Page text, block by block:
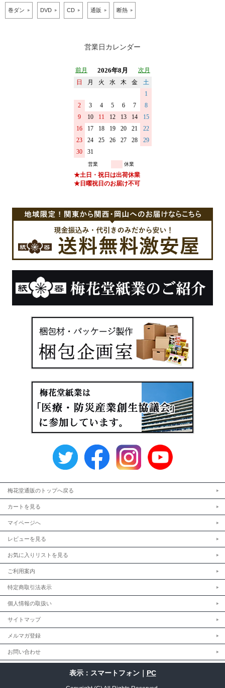
巻ダン DVD CD 通販 断熱
営業日カレンダー
梅花堂通販のトップへ戻る
カートを見る
マイページへ
レビューを見る
お気に入りリストを見る
ご利用案内
特定商取引法表示
個人情報の取扱い
サイトマップ
メルマガ登録
お問い合わせ
表示：スマートフォン｜ PC